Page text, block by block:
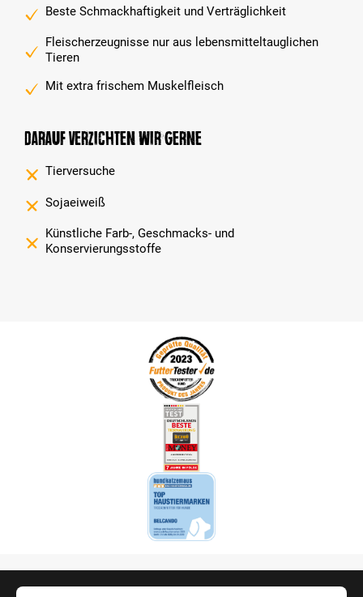
Beste Schmackhaftigkeit und Verträglichkeit
Fleischerzeugnisse nur aus lebensmitteltauglichen
Tieren
Mit extra frischem Muskelfleisch
Darauf verzichten wir gerne
Tierversuche
Sojaeiweiß
Künstliche Farb-, Geschmacks- und
Konservierungsstoffe